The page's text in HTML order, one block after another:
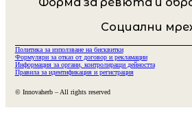
Социални
Политика за използване на бисквитки
Формуляри за отказ от договор и рекламации
Информация за органи, контролиращи дейността
Правила за идентификация и регистрация
© Innovaherb – All rights reserved